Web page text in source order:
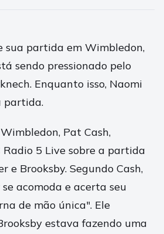
sua partida em Wimbledon,
sendo pressionado pelo
Enquanto isso, Naomi
partida.
Pat Cash,
Radio 5 Live sobre a partida
e Brooksby. Segundo Cash,
acomoda e acerta seu
de mão única". Ele
estava fazendo uma